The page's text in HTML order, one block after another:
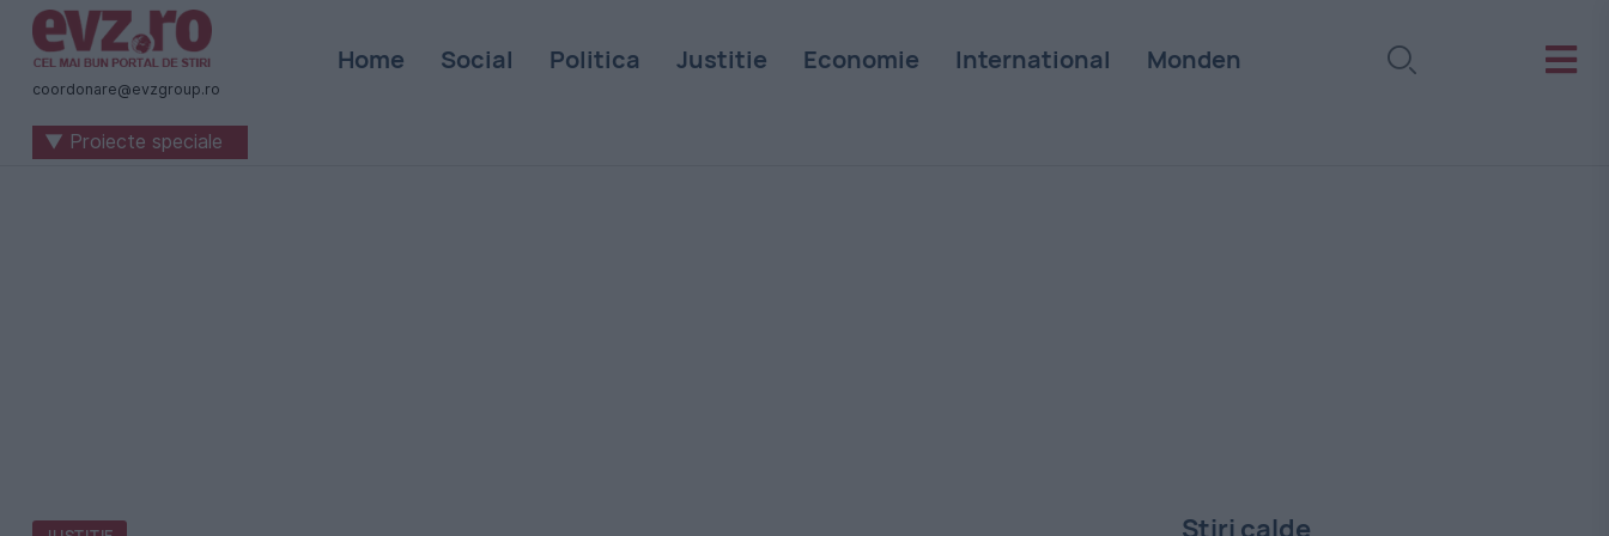
Știri
naționale
internaționale
coordonare@evzgroup.ro
Home Social Politica Justitie Economie International Monden
▼ Proiecte speciale
Stiri calde